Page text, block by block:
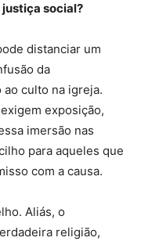
social?
distanciar um
da
culto na igreja.
exposição,
imersão nas
para aqueles que
com a causa.
Aliás, o
religião,